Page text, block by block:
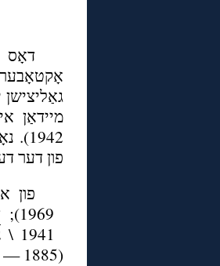
דאָס
מיידאַן
פון דער
פון
(1885 — 1941); און ש. ל. ציטראָן (1860 — 1930).